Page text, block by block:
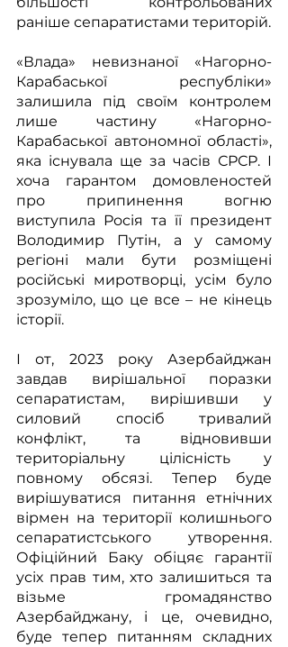
«Влада» невизнаної «Нагорно-
Карабаської республіки»
залишила під своїм контролем
лише частину «Нагорно-
Карабаської автономної області»,
яка існувала ще за часів СРСР. І
хоча гарантом домовленостей
про припинення вогню
виступила Росія та її президент
Володимир Путін, а у самому
регіоні мали бути розміщені
російські миротворці, усім було
зрозуміло, що це все – не кінець
історії.
І от, 2023 року Азербайджан
завдав вирішальної поразки
сепаратистам, вирішивши у
силовий спосіб тривалий
конфлікт, та відновивши
територіальну цілісність у
повному обсязі. Тепер буде
вирішуватися питання етнічних
вірмен на території колишнього
сепаратистського утворення.
Офіційний Баку обіцяє гарантії
усіх прав тим, хто залишиться та
візьме громадянство
Азербайджану, і це, очевидно,
буде тепер питанням складних